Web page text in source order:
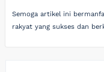
Semoga artikel ini
rakyat yang sukses dan